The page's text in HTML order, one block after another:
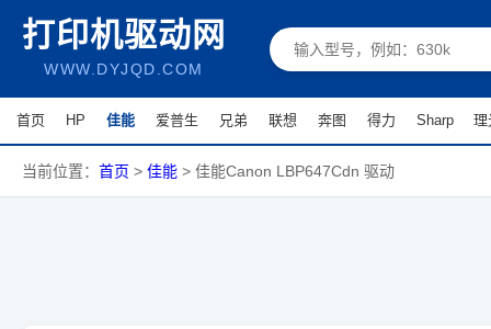
打印机驱动网
WWW.DYJQD.COM
首页 HP 佳能 爱普生 兄弟 联想 奔图 得力 Sharp 理
当前位置： 首页 > 佳能 > 佳能Canon LBP647Cdn 驱动